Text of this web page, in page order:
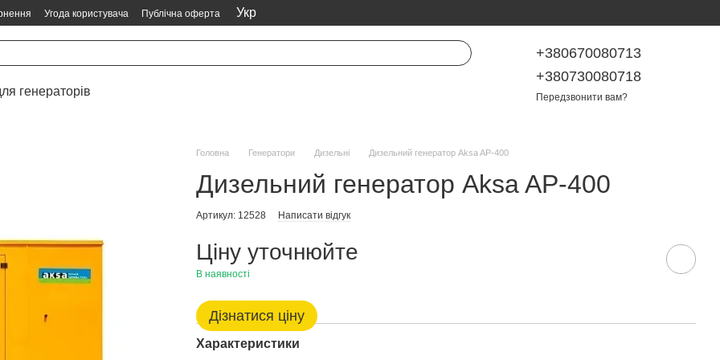
Угода користувача Публічна оферта Укр
генераторів
+380670080713
+380730080718
Передзвонити вам?
Головна Генератори Дизельні Дизельний генератор Aksa AP-400
Дизельний генератор Aksa AP-400
Артикул: 12528 Написати відгук
Ціну уточнюйте
В наявності
Дізнатися ціну
Характеристики